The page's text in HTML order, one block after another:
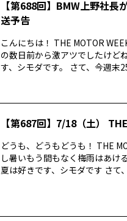
【第688回】BMW上野社長
送予告
こんにちは！ THE MOTOR
の数日前から激アツでしたけど
す、シモダです。 さて、今週末
【第687回】7/18（土）
どうも、どうもどうも！ THE
し暑いもう間もなく梅雨はあけ
夏は好きです、シモダです さて